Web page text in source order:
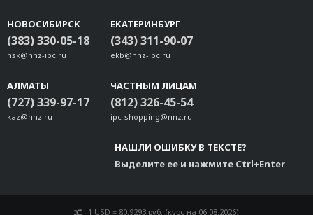
НОВОСИБИРСК
(383) 330-05-18
nsk@nnz-ipc.ru
ЕКАТЕРИНБУРГ
(343) 311-90-07
ekb@nnz-ipc.ru
АЛМАТЫ
(727) 339-97-17
kaz@nnz.ru
ЧАСТНЫМ ЛИЦАМ
(812) 326-45-54
ipc-shopping@nnz.ru
НАШЛИ ОШИБКУ В ТЕКСТЕ?
Выделите ее и нажмите Ctrl+Enter
1 USD = 80.9293 руб. (курс на 06.08.2026)